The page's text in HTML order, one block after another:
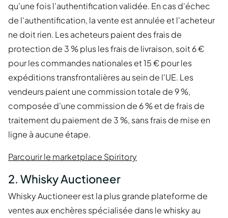
qu'une fois l'authentification validée. En cas d'échec
de l'authentification, la vente est annulée et l'acheteur
ne doit rien. Les acheteurs paient des frais de
protection de 3 % plus les frais de livraison, soit 6 €
pour les commandes nationales et 15 € pour les
expéditions transfrontalières au sein de l'UE. Les
vendeurs paient une commission totale de 9 %,
composée d'une commission de 6 % et de frais de
traitement du paiement de 3 %, sans frais de mise en
ligne à aucune étape.
Parcourir le marketplace Spiritory
2. Whisky Auctioneer
Whisky Auctioneer est la plus grande plateforme de
ventes aux enchères spécialisée dans le whisky au